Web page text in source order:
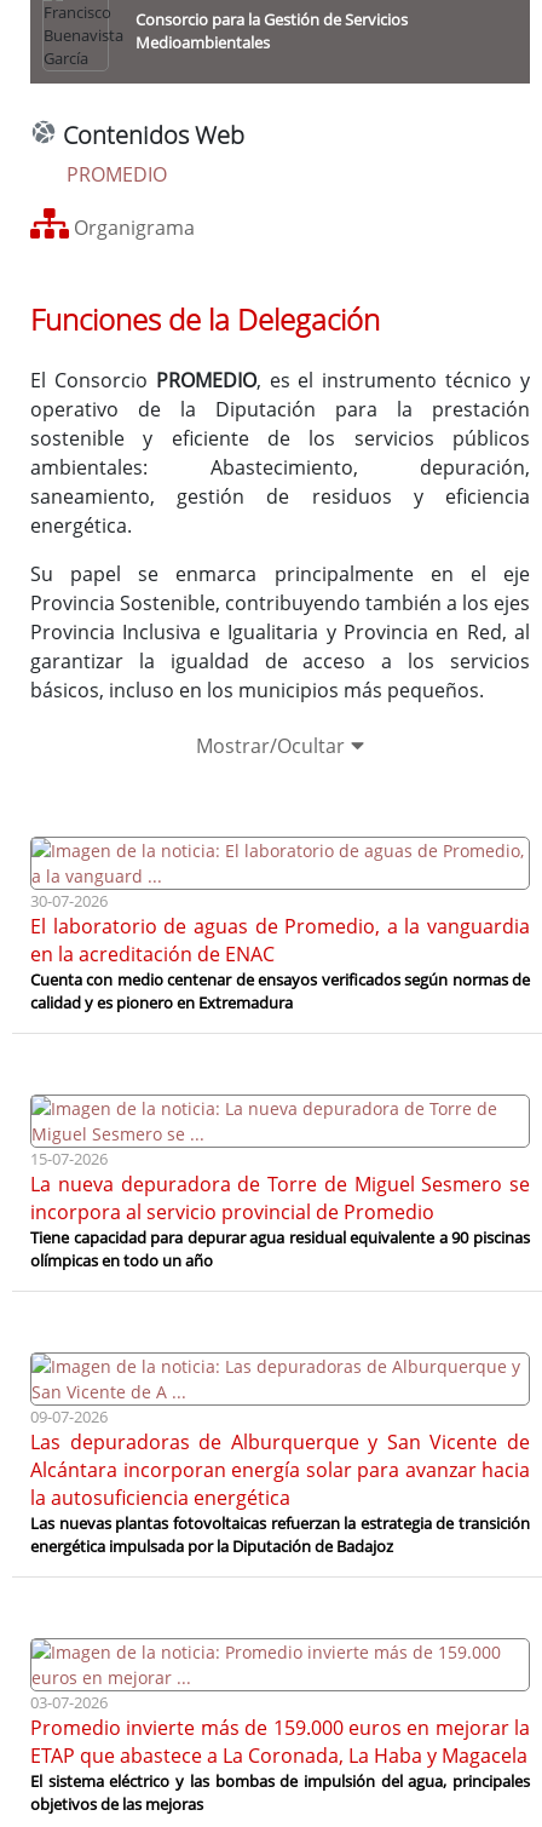
Desarrollo Rural, Reto Demográfico y Turismo
Economía Sostenible, Contratación Estratégica y Patrimonio
Empleados Públicos, Seguridad y Salud en el Trabajo
Identidad Cultural, Deporte y Juventud, Bienestar Social y
Cooperación Internacional
Igualdad
Infraestructuras, Movilidad y Ordenación del Territorio
O.A.Patronato de la Escuela de Tauromaquia
O.A.Protección de la Legalidad Urbanística RESTAURA
Sostenibilidad Ambiental, Energía y Territorio Verde
Enlaces relacionados
Órganos de Gobierno
Consorcio para la Gestión de Servicios
Medioambientales
Contenidos Web
PROMEDIO
Organigrama
Funciones de la Delegación
El Consorcio PROMEDIO, es el instrumento técnico y
operativo de la Diputación para la prestación
sostenible y eficiente de los servicios públicos
ambientales: Abastecimiento, depuración,
saneamiento, gestión de residuos y eficiencia
energética.
Su papel se enmarca principalmente en el eje
Provincia Sostenible, contribuyendo también a los ejes
Provincia Inclusiva e Igualitaria y Provincia en Red, al
garantizar la igualdad de acceso a los servicios
básicos, incluso en los municipios más pequeños.
Pleno
Mostrar/Ocultar
30-07-2026
El laboratorio de aguas de Promedio, a la vanguardia
en la acreditación de ENAC
Cuenta con medio centenar de ensayos verificados según normas de
calidad y es pionero en Extremadura
15-07-2026
La nueva depuradora de Torre de Miguel Sesmero se
incorpora al servicio provincial de Promedio
Tiene capacidad para depurar agua residual equivalente a 90 piscinas
olímpicas en todo un año
09-07-2026
Las depuradoras de Alburquerque y San Vicente de
Alcántara incorporan energía solar para avanzar hacia
la autosuficiencia energética
Las nuevas plantas fotovoltaicas refuerzan la estrategia de transición
energética impulsada por la Diputación de Badajoz
03-07-2026
Promedio invierte más de 159.000 euros en mejorar la
ETAP que abastece a La Coronada, La Haba y Magacela
El sistema eléctrico y las bombas de impulsión del agua, principales
objetivos de las mejoras